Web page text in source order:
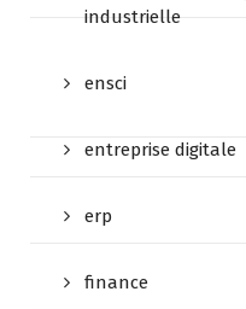
industrielle
ensci
entreprise digitale
erp
finance